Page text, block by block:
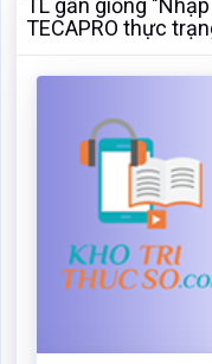
TL gần giống
TECAPRO thực